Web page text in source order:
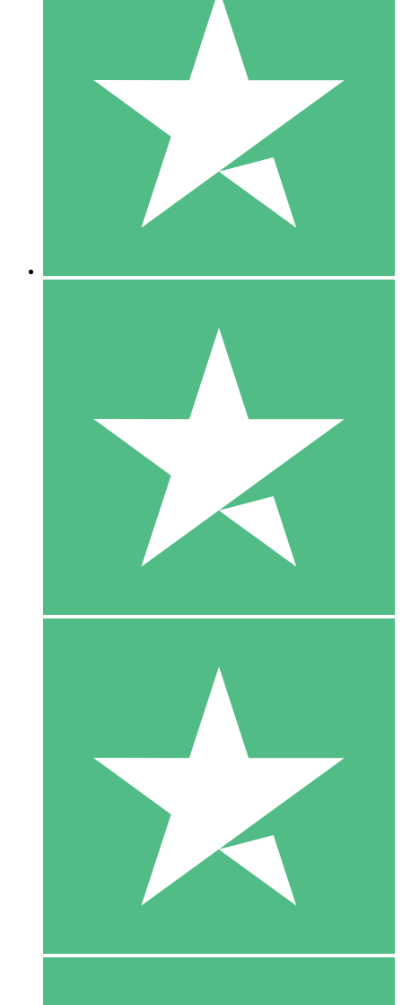
Individuelle Credit-Pakete
Zahlen Sie nach Bedarf mit Download-Credits. Keine
monatliche Verpflichtung erforderlich.
10 00
10 Downloads
20 00